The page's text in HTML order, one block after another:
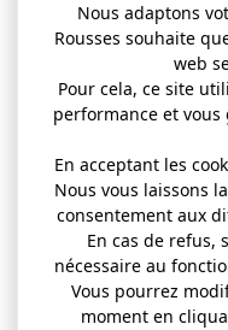
Nous adaptons
Rousses souhaite
web
Pour cela, ce site
performance et
En acceptant les
Nous vous laissons
consentement aux
En cas de refus,
nécessaire au
Vous pourrez
moment en